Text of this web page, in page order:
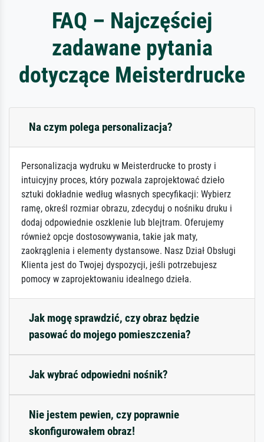
FAQ – Najczęściej
zadawane pytania
dotyczące Meisterdrucke
Na czym polega personalizacja?
Personalizacja wydruku w Meisterdrucke to prosty i
intuicyjny proces, który pozwala zaprojektować dzieło
sztuki dokładnie według własnych specyfikacji: Wybierz
ramę, określ rozmiar obrazu, zdecyduj o nośniku druku i
dodaj odpowiednie oszklenie lub blejtram. Oferujemy
również opcje dostosowywania, takie jak maty,
zaokrąglenia i elementy dystansowe. Nasz Dział Obsługi
Klienta jest do Twojej dyspozycji, jeśli potrzebujesz
pomocy w zaprojektowaniu idealnego dzieła.
Jak mogę sprawdzić, czy obraz będzie
pasować do mojego pomieszczenia?
Jak wybrać odpowiedni nośnik?
Nie jestem pewien, czy poprawnie
skonfigurowałem obraz!